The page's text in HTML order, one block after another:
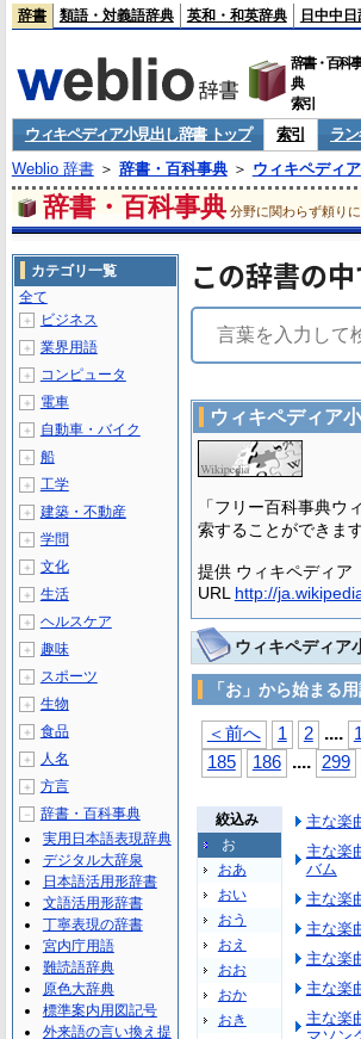
辞書 類語・対義語辞典 英和・和英辞典 日中中日
辞書・百科事
典
索引
ウィキペディア小見出し辞書 トップ 索引
ラ
Weblio 辞書＞ 辞書・百科事典＞ ウィキペディ
辞書・百科事典 分野に関わらず頼り
この辞書の
ウィキペディア
「フリー百科事典ウ
索することができます
提供 ウィキペディア
URL http://
ウィキペディア
「お」から始まる
＜前へ 1 2 ....
185
186 .... 299
絞込み
お
おあ
おい
おう
おえ
おお
おか
おき
主な楽
主な楽
バム
主な楽
主な楽
主な楽
主な楽
主な楽
カテゴリ一覧
全て
＋ ビジネス
＋ 業界用語
＋ コンピュータ
＋ 電車
＋ 自動車・バイク
＋ 船
＋ 工学
＋ 建築・不動産
＋ 学問
＋ 文化
＋ 生活
＋ ヘルスケア
＋ 趣味
＋ スポーツ
＋ 生物
＋ 食品
＋ 人名
＋ 方言
－
辞書・百科事典
実用日本語表現辞典
デジタル大辞泉
日本語活用形辞書
文語活用形辞書
丁寧表現の辞書
宮内庁用語
難読語辞典
原色大辞典
標準案内用図記号
外来語の言い換え提